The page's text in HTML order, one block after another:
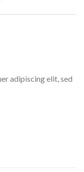
adipiscing elit, sed